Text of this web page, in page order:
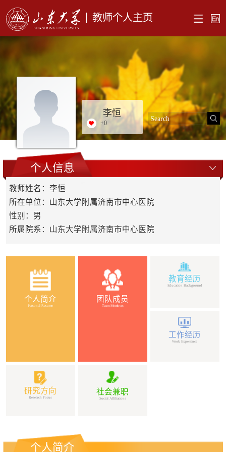
教师个人主页
李恒
+0
个人信息
教师姓名：李恒
所在单位：山东大学附属济南市中心医院
性别：男
所属院系：山东大学附属济南市中心医院
个人简介
Personal Resume
团队成员
Team Members
教育经历
Education Background
工作经历
Work Experience
研究方向
Research Focus
社会兼职
Social Affiliations
个人简介